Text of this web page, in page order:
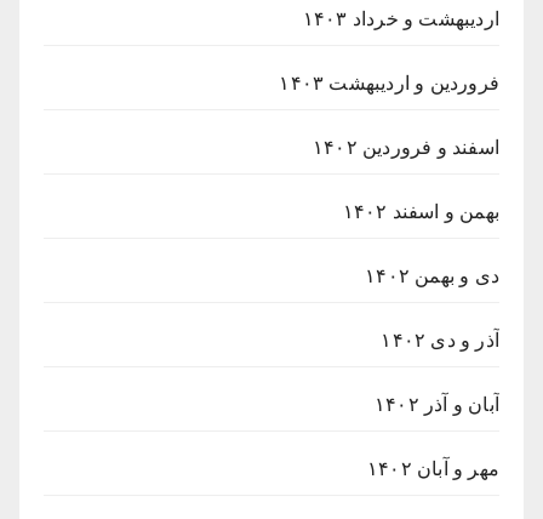
اردیبهشت و خرداد ۱۴۰۳
فروردین و اردیبهشت ۱۴۰۳
اسفند و فروردین ۱۴۰۲
بهمن و اسفند ۱۴۰۲
دی و بهمن ۱۴۰۲
آذر و دی ۱۴۰۲
آبان و آذر ۱۴۰۲
مهر و آبان ۱۴۰۲